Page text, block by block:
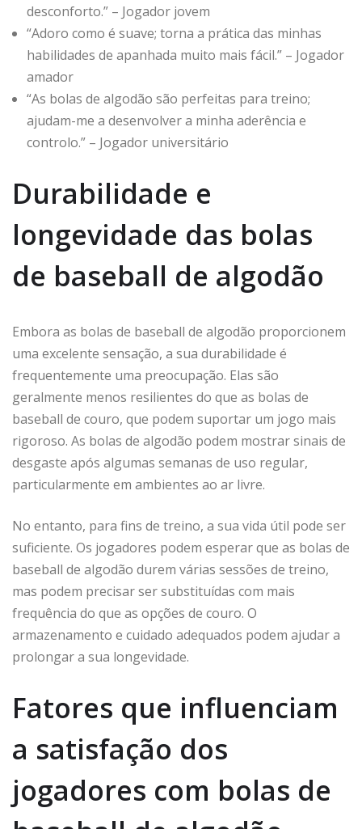
desconforto.” – Jogador jovem
“Adoro como é suave; torna a prática das minhas
habilidades de apanhada muito mais fácil.” – Jogador
amador
“As bolas de algodão são perfeitas para treino;
ajudam-me a desenvolver a minha aderência e
controlo.” – Jogador universitário
Durabilidade e
longevidade das bolas
de baseball de algodão
Embora as bolas de baseball de algodão proporcionem
uma excelente sensação, a sua durabilidade é
frequentemente uma preocupação. Elas são
geralmente menos resilientes do que as bolas de
baseball de couro, que podem suportar um jogo mais
rigoroso. As bolas de algodão podem mostrar sinais de
desgaste após algumas semanas de uso regular,
particularmente em ambientes ao ar livre.
No entanto, para fins de treino, a sua vida útil pode ser
suficiente. Os jogadores podem esperar que as bolas de
baseball de algodão durem várias sessões de treino,
mas podem precisar ser substituídas com mais
frequência do que as opções de couro. O
armazenamento e cuidado adequados podem ajudar a
prolongar a sua longevidade.
Fatores que influenciam
a satisfação dos
jogadores com bolas de